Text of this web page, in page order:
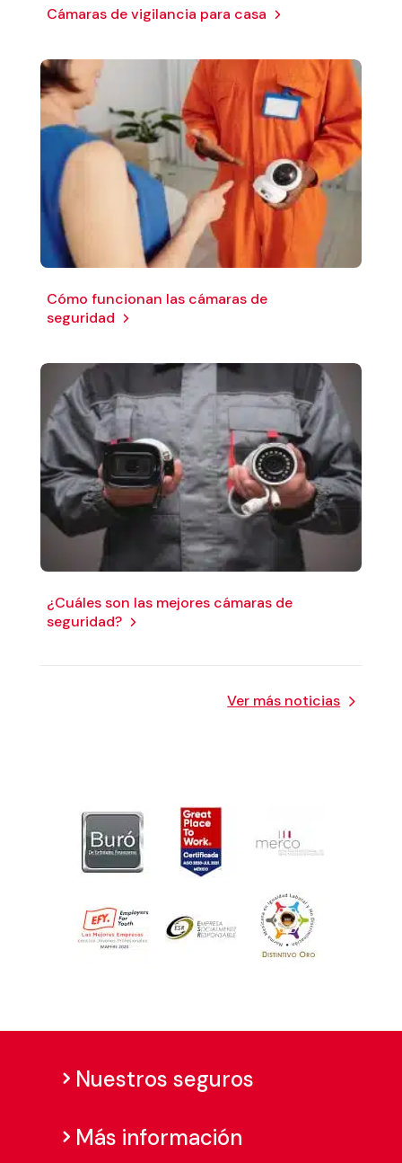
Cámaras de vigilancia para casa
Cómo funcionan las cámaras de
seguridad
¿Cuáles son las mejores cámaras de
seguridad?
Ver más noticias
Nuestros seguros
Más información